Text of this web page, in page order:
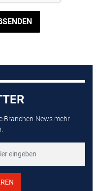
Branchen-News mehr